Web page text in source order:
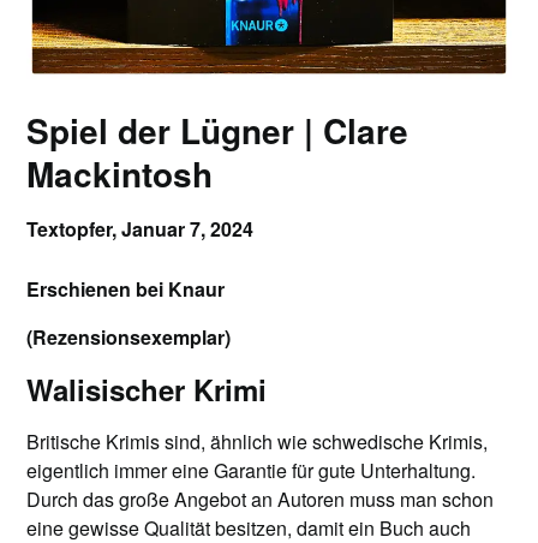
Spiel der Lügner | Clare
Mackintosh
Textopfer,Januar 7, 2024
Erschienen bei Knaur
(Rezensionsexemplar)
Walisischer Krimi
Britische Krimis sind, ähnlich wie schwedische Krimis,
eigentlich immer eine Garantie für gute Unterhaltung.
Durch das große Angebot an Autoren muss man schon
eine gewisse Qualität besitzen, damit ein Buch auch